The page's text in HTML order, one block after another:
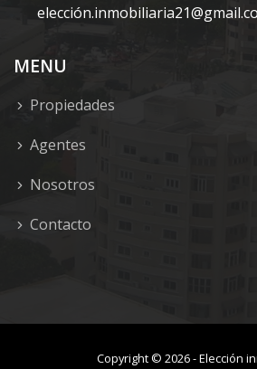
elecció
MENU
Propiedades
Agentes
Nosotros
Contacto
Copyright © 2026-Elección